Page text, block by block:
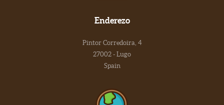
Enderezo
Pintor Corredoira, 4
27002 - Lugo
Spain